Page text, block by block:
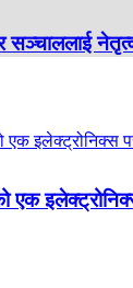
सञ्चाललाई
एक